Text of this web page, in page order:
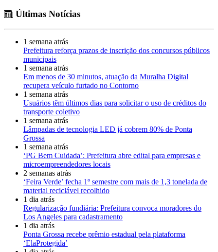
Últimas Notícias
1 semana atrás
Prefeitura reforça prazos de inscrição dos concursos públicos
municipais
1 semana atrás
Em menos de 30 minutos, atuação da Muralha Digital
recupera veículo furtado no Contorno
1 semana atrás
Usuários têm últimos dias para solicitar o uso de créditos do
transporte coletivo
1 semana atrás
Lâmpadas de tecnologia LED já cobrem 80% de Ponta
Grossa
1 semana atrás
‘PG Bem Cuidada’: Prefeitura abre edital para empresas e
microempreendedores locais
2 semanas atrás
‘Feira Verde’ fecha 1º semestre com mais de 1,3 tonelada de
material reciclável recolhido
1 dia atrás
Regularização fundiária: Prefeitura convoca moradores do
Los Angeles para cadastramento
1 dia atrás
Ponta Grossa recebe prêmio estadual pela plataforma
‘ElaProtegida’